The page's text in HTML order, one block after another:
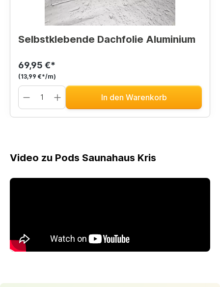
Selbstklebende Dachfolie Aluminium
69,95 €*
(13,99 €*/m)
In den Warenkorb
Video zu Pods Saunahaus Kris